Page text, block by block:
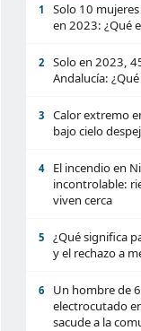
1
Solo 10
en 2023: ¿Qué
2
Solo en 2023,
Andalucía:
3
Calor extremo
bajo cielo
4
El incendio en
incontrolable:
viven cerca
5
¿Qué significa
y el rechazo a
6
Un hombre de
electrocutado
sacude a la